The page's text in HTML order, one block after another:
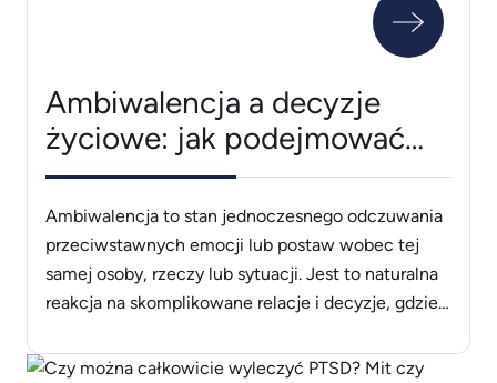
Ambiwalencja a decyzje
życiowe: jak podejmować
trafne wybory w obliczu
sprzecznych emocji?
Ambiwalencja to stan jednoczesnego odczuwania
przeciwstawnych emocji lub postaw wobec tej
samej osoby, rzeczy lub sytuacji. Jest to naturalna
reakcja na skomplikowane relacje i decyzje, gdzie
negatywnymi uczuciami. Ambiwalencja może